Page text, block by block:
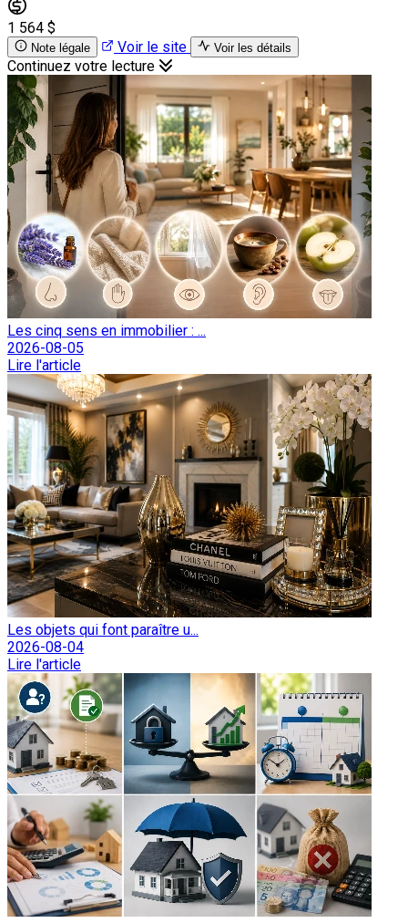
1 564 $
Note légale Voir le site Voir les détails
Continuez votre lecture
Les cinq sens en immobilier : ...
2026-08-05
Lire l'article
Les objets qui font paraître u...
2026-08-04
Lire l'article